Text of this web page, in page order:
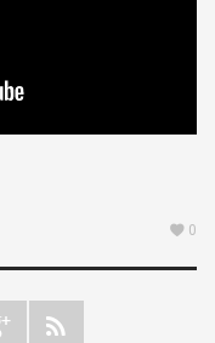
0